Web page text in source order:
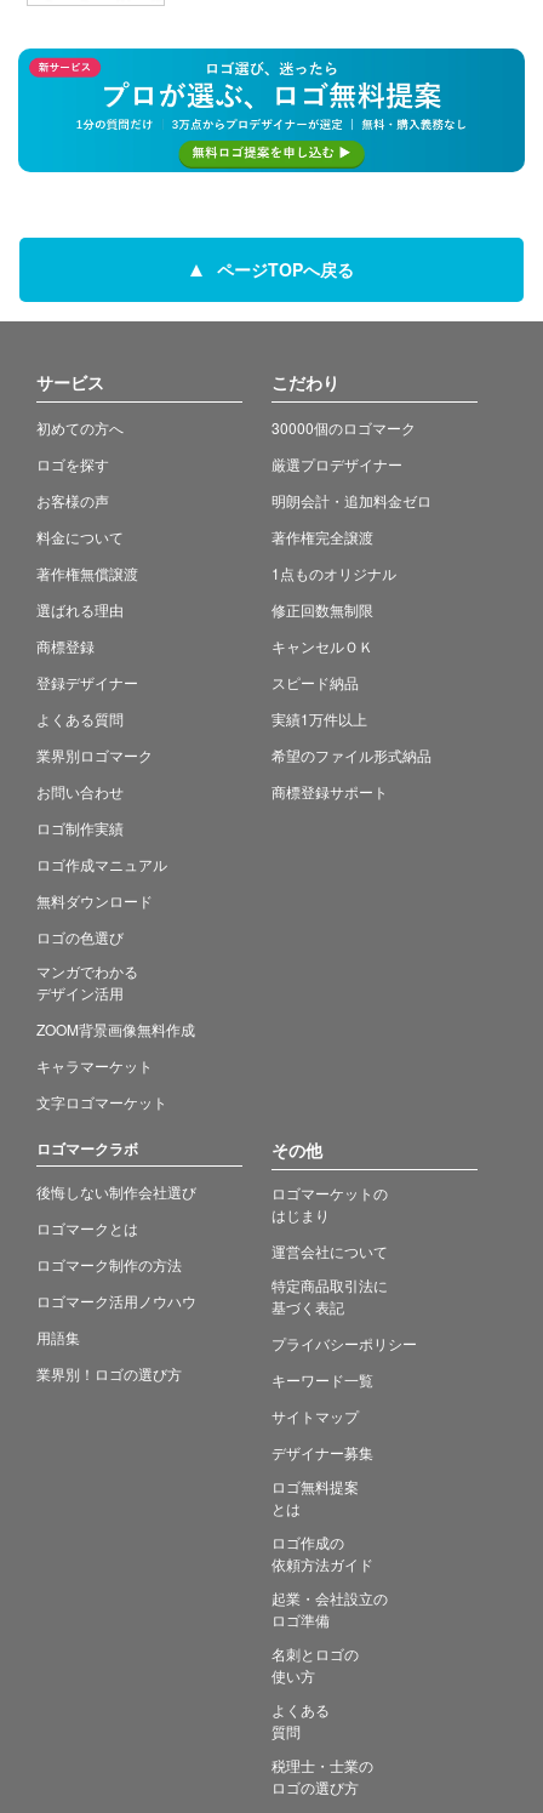
ページTOPへ戻る
サービス
初めての方へ
ロゴを探す
お客様の声
料金について
著作権無償譲渡
選ばれる理由
商標登録
登録デザイナー
よくある質問
業界別ロゴマーク
お問い合わせ
ロゴ制作実績
ロゴ作成マニュアル
無料ダウンロード
ロゴの色選び
マンガでわかる
デザイン活用
ZOOM背景画像無料作成
キャラマーケット
文字ロゴマーケット
こだわり
30000個のロゴマーク
厳選プロデザイナー
明朗会計・追加料金ゼロ
著作権完全譲渡
1点ものオリジナル
修正回数無制限
キャンセルＯＫ
スピード納品
実績1万件以上
希望のファイル形式納品
商標登録サポート
ロゴマークラボ
後悔しない制作会社選び
ロゴマークとは
ロゴマーク制作の方法
ロゴマーク活用ノウハウ
用語集
業界別！ロゴの選び方
その他
ロゴマーケットの
はじまり
運営会社について
特定商品取引法に
基づく表記
プライバシーポリシー
キーワード一覧
サイトマップ
デザイナー募集
ロゴ無料提案
とは
ロゴ作成の
依頼方法ガイド
起業・会社設立の
ロゴ準備
名刺とロゴの
使い方
よくある
質問
税理士・士業の
ロゴの選び方